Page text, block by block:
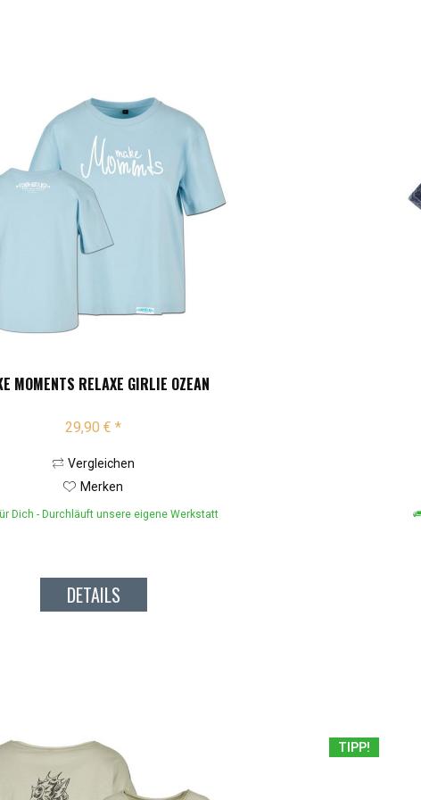
MOMENTS RELAXE GIRLIE OZEAN
29,90 € *
Vergleichen
Merken
Dich - Durchläuft unsere eigene Werkstatt
DETAILS
TIPP!